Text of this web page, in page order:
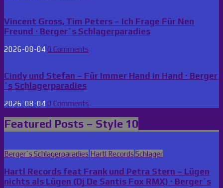
Vincent Gross, Tim Peters – Ich Frage Für Nen
Freund · Berger´s Schlagerparadies
2026-08-04 0 Comments
Cindy und Stefan – Für Immer Hand in Hand · Berger
´s Schlagerparadies
2026-08-04 0 Comments
Featured Posts – Style 10
Posted
Berger´s Schlagerparadies Hartl Records Schlager
Hartl Records feat Frank und Petra Stern – Lügen
nichts als Lügen (Dj De Santis Fox RMX) · Berger´s